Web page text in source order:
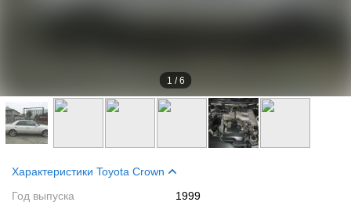
1 /6
Характеристики Toyota Crown
Год выпуска
1999